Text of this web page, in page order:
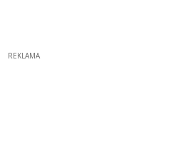
REKLAMA